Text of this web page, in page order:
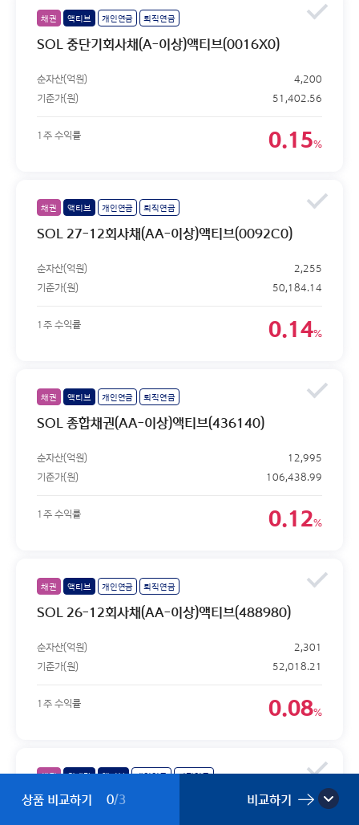
채권 액티브 개인연금 퇴직연금
SOL 중단기회사채(A-이상)액티브(0016X0)
순자산(억원)
4,200
기준가(원)
51,402.56
1주 수익률 0.15%
채권 액티브 개인연금 퇴직연금
SOL 27-12회사채(AA-이상)액티브(0092C0)
순자산(억원)
2,255
기준가(원)
50,184.14
1주 수익률 0.14%
채권 액티브 개인연금 퇴직연금
SOL 종합채권(AA-이상)액티브(436140)
순자산(억원)
12,995
기준가(원)
106,438.99
1주 수익률 0.12%
채권 액티브 개인연금 퇴직연금
SOL 26-12회사채(AA-이상)액티브(488980)
순자산(억원)
2,301
기준가(원)
52,018.21
1주 수익률 0.08%
채권 월배당 액티브 개인연금 퇴직연금
SOL CD금리&머니마켓액티브(497880)
상품 비교하기 0/3 비교하기